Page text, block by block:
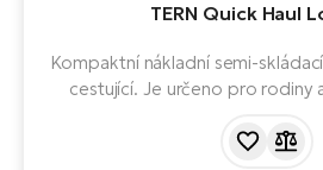
TERN Quick Haul
Kompaktní nákladní semi-
cestující. Je určeno pro rodiny
systémem a motorem